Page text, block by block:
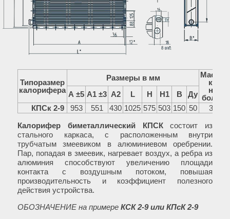
Типоразмер
калорифера
Размеры в мм
Macca,
кг,
не
более
А ±5 A1 ±3 А2 L Н H1 В
Ду
КПСк 2-9
953 551 430 1025 575 503 150 50
35
Калорифер биметаллический КПСКсостоит из
стального каркаса, с расположенным внутри
трубчатым змеевиком в алюминиевом оребрении.
Пар, попадая в змеевик, нагревает воздух, а ребра из
алюминия способствуют увеличению площади
контакта с воздушным потоком, повышая
производительность и коэффициент полезного
действия устройства.
ОБОЗНАЧЕНИЕ на примере КСК 2-9 или КПсК 2-9